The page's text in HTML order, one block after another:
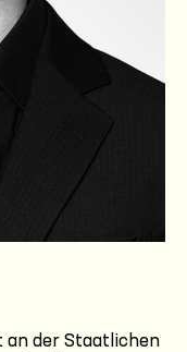
an der Staatlichen